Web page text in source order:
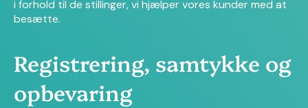
i forhold til de stillinger, vi hjælper vores kunder med at
besætte.
Registrering, samtykke og
opbevaring